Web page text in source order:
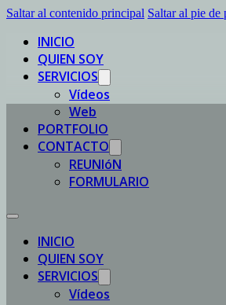
Saltar al contenido principal Saltar al pie de
INICIO
QUIEN SOY
SERVICIOS
Vídeos
Web
PORTFOLIO
CONTACTO
REUNIóN
FORMULARIO
INICIO
QUIEN SOY
SERVICIOS
Vídeos